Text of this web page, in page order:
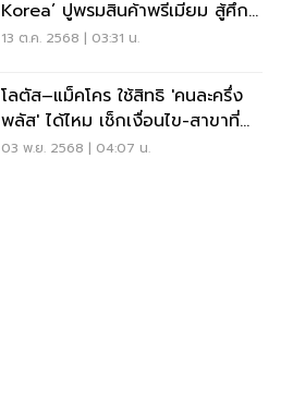
Korea’ ปูพรมสินค้าพรีเมียม สู้ศึก
K-Food บูม
13 ต.ค. 2568 | 03:31 น.
โลตัส–แม็คโคร ใช้สิทธิ 'คนละครึ่ง
พลัส' ได้ไหม เช็กเงื่อนไข-สาขาที่
ร่วมโครงการ
03 พ.ย. 2568 | 04:07 น.